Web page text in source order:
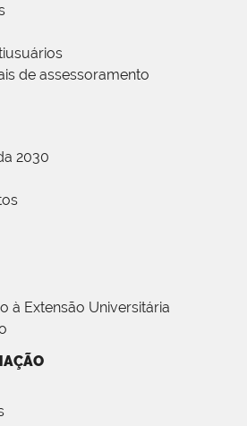
de assessoramento
2030
à Extensão Universitária